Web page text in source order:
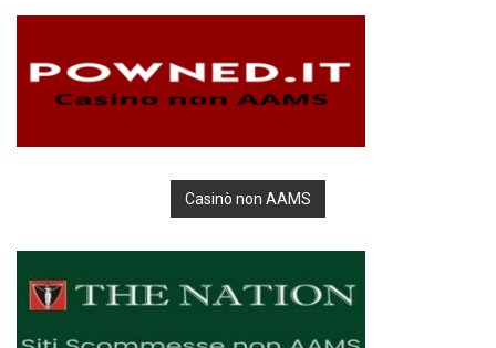
Casinò non AAMS